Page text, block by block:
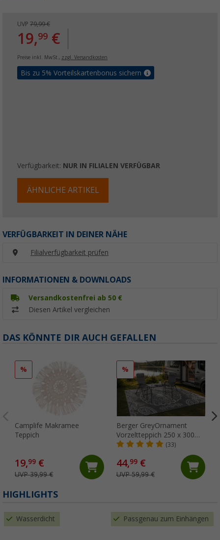
UVP 79,99 €
19,99 €
Preise inkl. MwSt., zzgl. Versandkosten
Bis zu 5% Vorteilskartenbonus sichern
Verfügbarkeit: NUR IN FILIALEN VERFÜGBAR
ÄHNLICHE ARTIKEL
VERFÜGBARKEIT IN DEINER NÄHE
Filialverfügbarkeit prüfen
INFORMATIONEN & DOWNLOADS
Versandkostenfrei ab 50 €
Diesen Artikel vergleichen
DAS KÖNNTE DIR AUCH GEFALLEN
%
Camplife Makramee
Teppich
19,99 €
UVP 39,99 €
%
Berger GreyOrnament
Vorzeltteppich 250 x 300
cm
(33)
44,99€
UVP 59,99 €
HIGHLIGHTS
Wasserdicht Passgenau zum Einhängen